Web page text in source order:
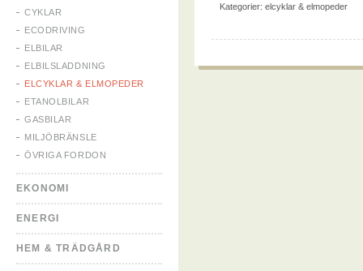
CYKLAR
ECODRIVING
ELBILAR
ELBILSLADDNING
ELCYKLAR & ELMOPEDER
ETANOLBILAR
GASBILAR
MILJÖBRÄNSLE
ÖVRIGA FORDON
EKONOMI
ENERGI
HEM & TRÄDGÅRD
Kategorier: elcyklar & elmopeder